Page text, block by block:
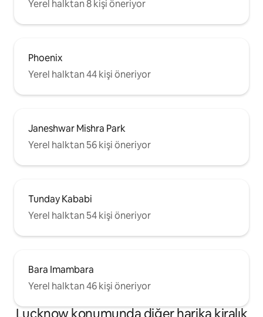
Yerel halktan 8 kişi öneriyor
Phoenix
Yerel halktan 44 kişi öneriyor
Janeshwar Mishra Park
Yerel halktan 56 kişi öneriyor
Tunday Kababi
Yerel halktan 54 kişi öneriyor
Bara Imambara
Yerel halktan 46 kişi öneriyor